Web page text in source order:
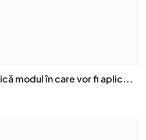
modul în care vor fi aplic...